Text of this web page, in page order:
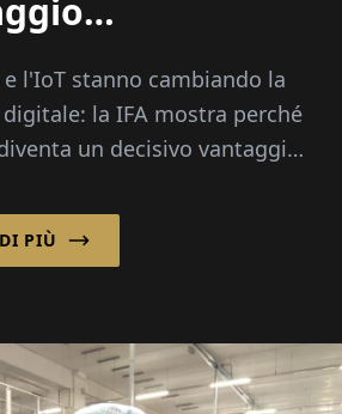
stanno
la
l'IoT stanno cambiando la
la IFA mostra perché
un decisivo vantaggio
PIÙ